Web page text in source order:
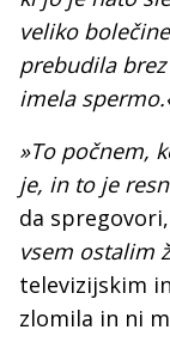
veliko
prebudila
imela
»To počnem,
je, in to je
da
vsem ostalim
televizijskim
zlomila in ni